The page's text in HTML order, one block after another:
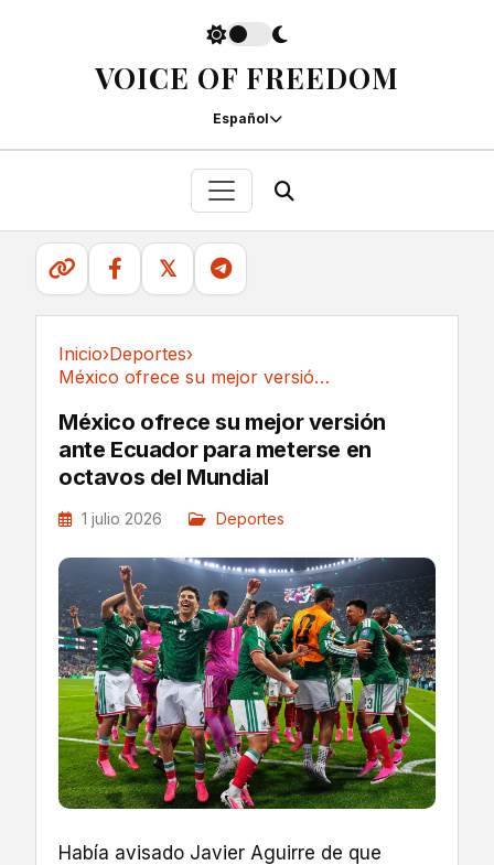
VOICE OF FREEDOM
Español
𝕏
Inicio›Deportes›
México ofrece su mejor versión ante Ecuador...
México ofrece su mejor versión
ante Ecuador para meterse en
octavos del Mundial
1 julio 2026 Deportes
Había avisado Javier Aguirre de que